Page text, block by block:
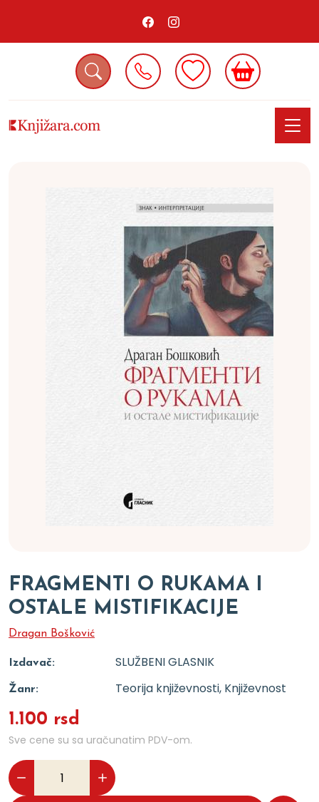
FRAGMENTI O RUKAMA I
OSTALE MISTIFIKACIJE
Dragan Bošković
Izdavač: SLUŽBENI GLASNIK
Žanr: Teorija književnosti, Književnost
1.100 rsd
Sve cene su sa uračunatim PDV-om.